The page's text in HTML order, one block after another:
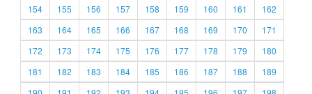
154
155 156 157 158 159 160 161
162
163
164 165 166 167 168 169 170
171
172
173 174 175 176 177 178 179
180
181
182 183 184 185 186 187 188
189